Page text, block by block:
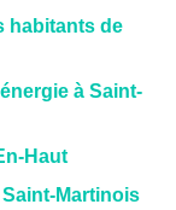
habitants de
à Saint-
Haut
Martinois